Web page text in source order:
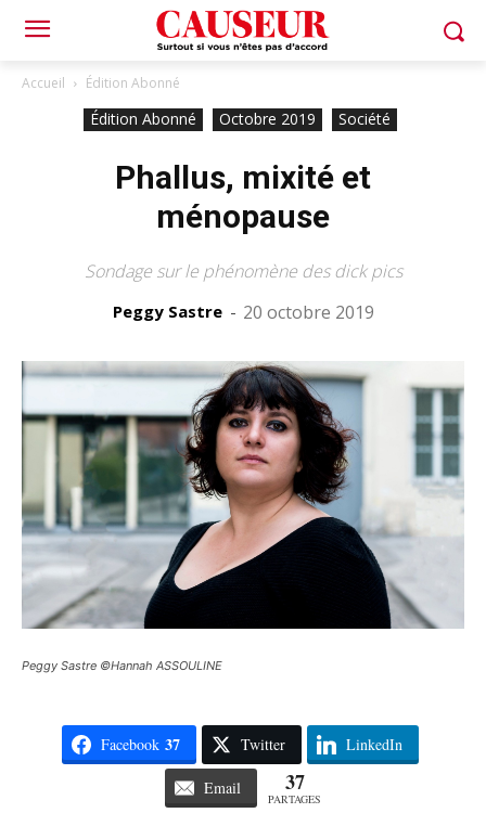
Accueil Édition Abonné
Édition Abonné Octobre 2019 Société
Phallus, mixité et
ménopause
Sondage sur le phénomène des dick pics
Peggy Sastre - 20 octobre 2019
Peggy Sastre ©Hannah ASSOULINE
Facebook 37 Twitter LinkedIn
Email 37
PARTAGES